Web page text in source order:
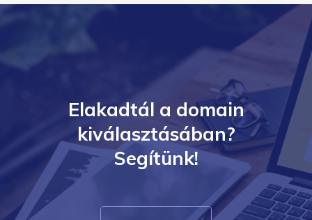
Elakadtál a domain
kiválasztásában?
Segítünk!